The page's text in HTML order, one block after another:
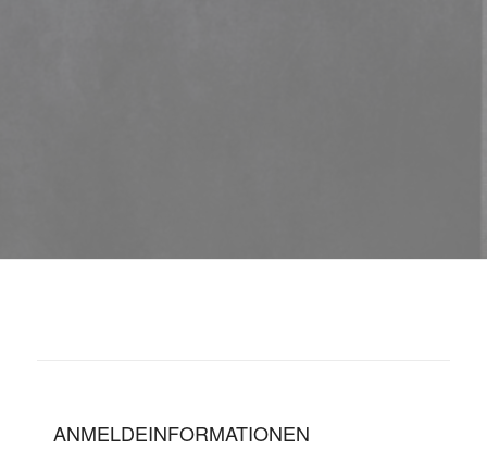
ANMELDEINFORMATIONEN